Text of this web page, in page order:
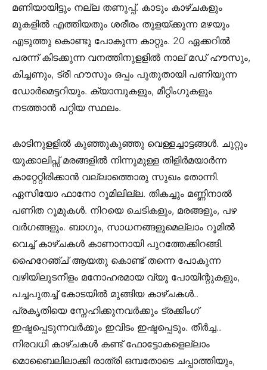
മണിയായിട്ടും നല്ല തണുപ്പ്. കാടും കാഴ്ചകളും
മുകളില്‍ എത്തിയതും ശരീരം തുളയ്ക്കുന്ന മഴയും
എടുത്തു കൊണ്ടു പോകുന്ന കാറ്റും. 20 ഏക്കറിൽ
പരന്ന് കിടക്കുന്ന വനത്തിനുളളിൽ നാല് മഡ് ഹൗസും,
കിച്ചണും, ട്രീ ഹൗസും ഒപ്പം പുതുതായി പണിയുന്ന
ഡോർമെട്ടറിയും. ക്യാമ്പുകളും, മീറ്റിംഗുകളും
നടത്താൻ പറ്റിയ സ്ഥലം.
കാടിനുളളിൽ കുഞ്ഞുകുഞ്ഞു വെള്ളച്ചാട്ടങ്ങൾ. ചുറ്റും
യൂക്കാലിപ്സ് മരങ്ങളിൽ നിന്നുമുള്ള തിളിർമയാർന്ന
കാറ്റേറ്റിരിക്കാൻ വല്ലാത്തൊരു സുഖം തോന്നി.
ഏസിയോ ഫാനോ റൂമിലില്ല. തികച്ചും മണ്ണിനാൽ
പണിത റൂമുകൾ. നിറയെ ചെടികളും, മരങ്ങളും, പഴ
വർഗങ്ങളും. ബാഗും, സാധനങ്ങളുമെല്ലാം റൂമിൽ
വെച്ച് കാഴ്ചകൾ കാണാനായി പുറത്തേക്കിറങ്ങി.
ഹൈറേഞ്ച് ആയതു കൊണ്ട് തന്നെ പോകുന്ന
വഴിയിലുടനീളം മനോഹരമായ വ്യൂ പോയിന്റുകളും,
പച്ചപുതച്ച് കോടയിൽ മുങ്ങിയ കാഴ്ചകൾ..
പ്രകൃതിയെ സ്നേഹിക്കുനവർക്കും ട്രക്കിംഗ്
ഇഷ്ടപ്പെടുന്നവർക്കും ഇവിടം ഇഷ്ടപ്പെടും. തീർച്ച..
നിരവധി കാഴ്ചകൾ കണ്ട് ഫോട്ടോകളെല്ലാം
മൊബൈലിലാക്കി രാത്രി ഒമ്പതോടെ ചപ്പാത്തിയും,